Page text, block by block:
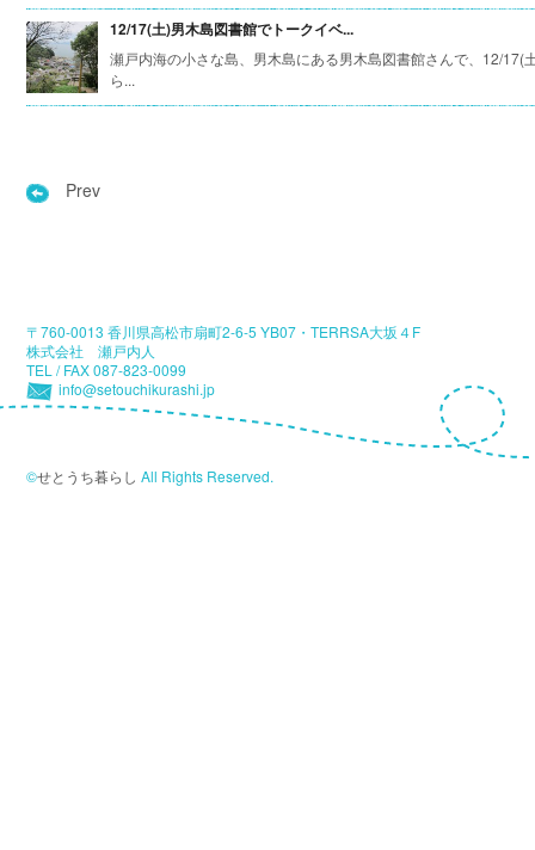
12/17(土)男木島図書館でトークイベ...
瀬戸内海の小さな島、男木島にある男木島図書館さんで、12/17(
ら...
Prev
〒760-0013 香川県高松市扇町2-6-5 YB07・TERRSA大坂４F
株式会社 瀬戸内人
TEL / FAX 087-823-0099
info@setouchikurashi.jp
©せとうち暮らし All Rights Reserved.